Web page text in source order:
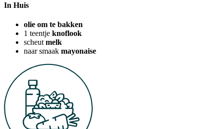
In Huis
olie om te bakken
1 teentje knoflook
scheut melk
naar smaak mayonaise